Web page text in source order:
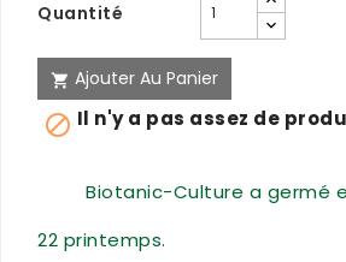
Quantité
 Ajouter Au Panier
 Il n'y a pas assez de
Biotanic-Culture a germé
22 printemps.